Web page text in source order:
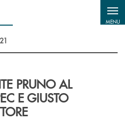
MENU
PRUNO AL
E GIUSTO